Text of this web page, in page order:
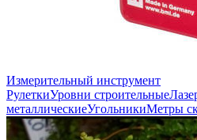
Измерительный инструмент
РулеткиУровни строительные
металлическиеУгольникиМетры